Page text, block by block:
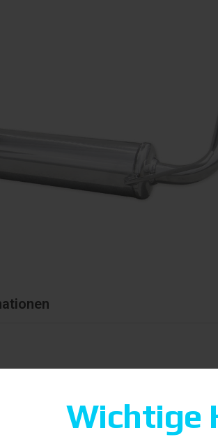
Wichtige